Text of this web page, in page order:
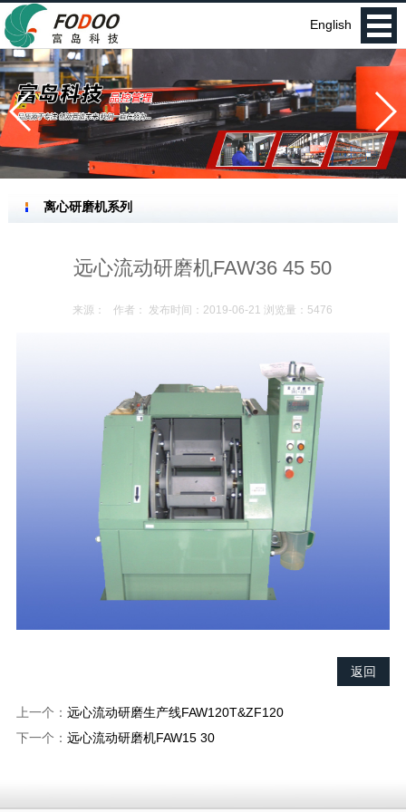
English
离心研磨机系列
远心流动研磨机FAW36 45 50
来源： 作者： 发布时间：2019-06-21 浏览量：5476
返回
上一个： 远心流动研磨生产线FAW120T&ZF120
下一个： 远心流动研磨机FAW15 30